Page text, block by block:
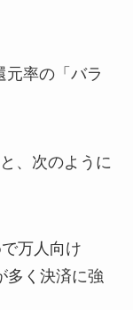
元率の「バラ
、次のように
万人向け
多く決済に強